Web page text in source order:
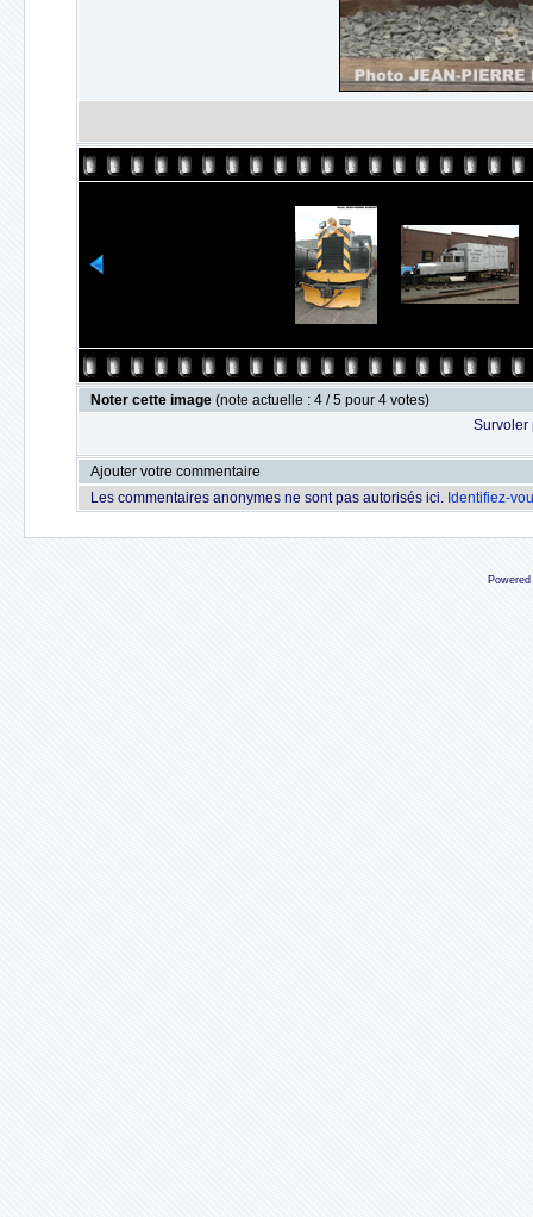
Noter cette image (note actuelle : 4 / 5 pour 4 votes)
Survoler
Ajouter votre commentaire
Les commentaires anonymes ne sont pas autorisés ici. Identifiez-